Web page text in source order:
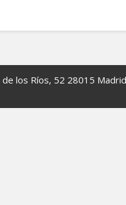
de los Ríos, 52 28015